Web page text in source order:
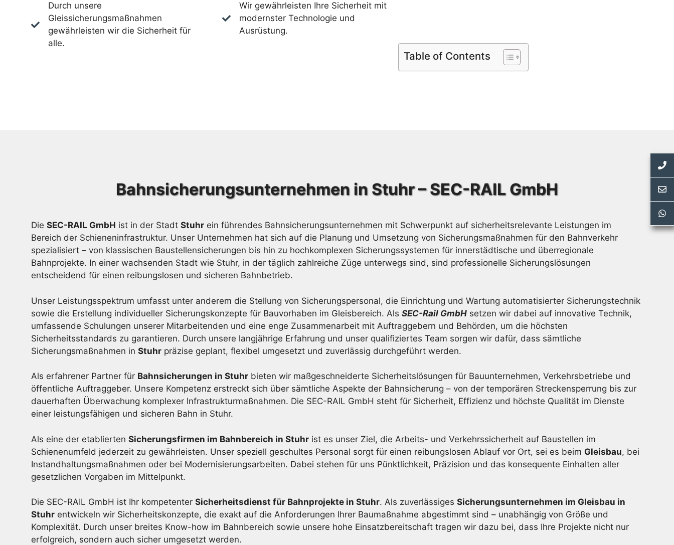
Durch unsere
Gleissicherungsmaßnahmen
gewährleisten wir die Sicherheit für
alle.
Wir gewährleisten Ihre Sicherheit mit
modernster Technologie und
Ausrüstung.
Table of Contents
Bahnsicherungsunternehmen in Stuhr – SEC-RAIL GmbH
Die SEC-RAIL GmbH ist in der Stadt Stuhr ein führendes Bahnsicherungsunternehmen mit Schwerpunkt auf sicherheitsrelevante Leistungen im
Bereich der Schieneninfrastruktur. Unser Unternehmen hat sich auf die Planung und Umsetzung von Sicherungsmaßnahmen für den Bahnverkehr
spezialisiert – von klassischen Baustellensicherungen bis hin zu hochkomplexen Sicherungssystemen für innerstädtische und überregionale
Bahnprojekte. In einer wachsenden Stadt wie Stuhr, in der täglich zahlreiche Züge unterwegs sind, sind professionelle Sicherungslösungen
entscheidend für einen reibungslosen und sicheren Bahnbetrieb.
Unser Leistungsspektrum umfasst unter anderem die Stellung von Sicherungspersonal, die Einrichtung und Wartung automatisierter Sicherungstechnik
sowie die Erstellung individueller Sicherungskonzepte für Bauvorhaben im Gleisbereich. Als SEC-Rail GmbH setzen wir dabei auf innovative Technik,
umfassende Schulungen unserer Mitarbeitenden und eine enge Zusammenarbeit mit Auftraggebern und Behörden, um die höchsten
Sicherheitsstandards zu garantieren. Durch unsere langjährige Erfahrung und unser qualifiziertes Team sorgen wir dafür, dass sämtliche
Sicherungsmaßnahmen in Stuhr präzise geplant, flexibel umgesetzt und zuverlässig durchgeführt werden.
Als erfahrener Partner für Bahnsicherungen in Stuhr bieten wir maßgeschneiderte Sicherheitslösungen für Bauunternehmen, Verkehrsbetriebe und
öffentliche Auftraggeber. Unsere Kompetenz erstreckt sich über sämtliche Aspekte der Bahnsicherung – von der temporären Streckensperrung bis zur
dauerhaften Überwachung komplexer Infrastrukturmaßnahmen. Die SEC-RAIL GmbH steht für Sicherheit, Effizienz und höchste Qualität im Dienste
einer leistungsfähigen und sicheren Bahn in Stuhr.
Als eine der etablierten Sicherungsfirmen im Bahnbereich in Stuhr ist es unser Ziel, die Arbeits- und Verkehrssicherheit auf Baustellen im
Schienenumfeld jederzeit zu gewährleisten. Unser speziell geschultes Personal sorgt für einen reibungslosen Ablauf vor Ort, sei es beim Gleisbau, bei
Instandhaltungsmaßnahmen oder bei Modernisierungsarbeiten. Dabei stehen für uns Pünktlichkeit, Präzision und das konsequente Einhalten aller
gesetzlichen Vorgaben im Mittelpunkt.
Die SEC-RAIL GmbH ist Ihr kompetenter Sicherheitsdienst für Bahnprojekte in Stuhr. Als zuverlässiges Sicherungsunternehmen im Gleisbau in
Stuhr entwickeln wir Sicherheitskonzepte, die exakt auf die Anforderungen Ihrer Baumaßnahme abgestimmt sind – unabhängig von Größe und
Komplexität. Durch unser breites Know-how im Bahnbereich sowie unsere hohe Einsatzbereitschaft tragen wir dazu bei, dass Ihre Projekte nicht nur
erfolgreich, sondern auch sicher umgesetzt werden.